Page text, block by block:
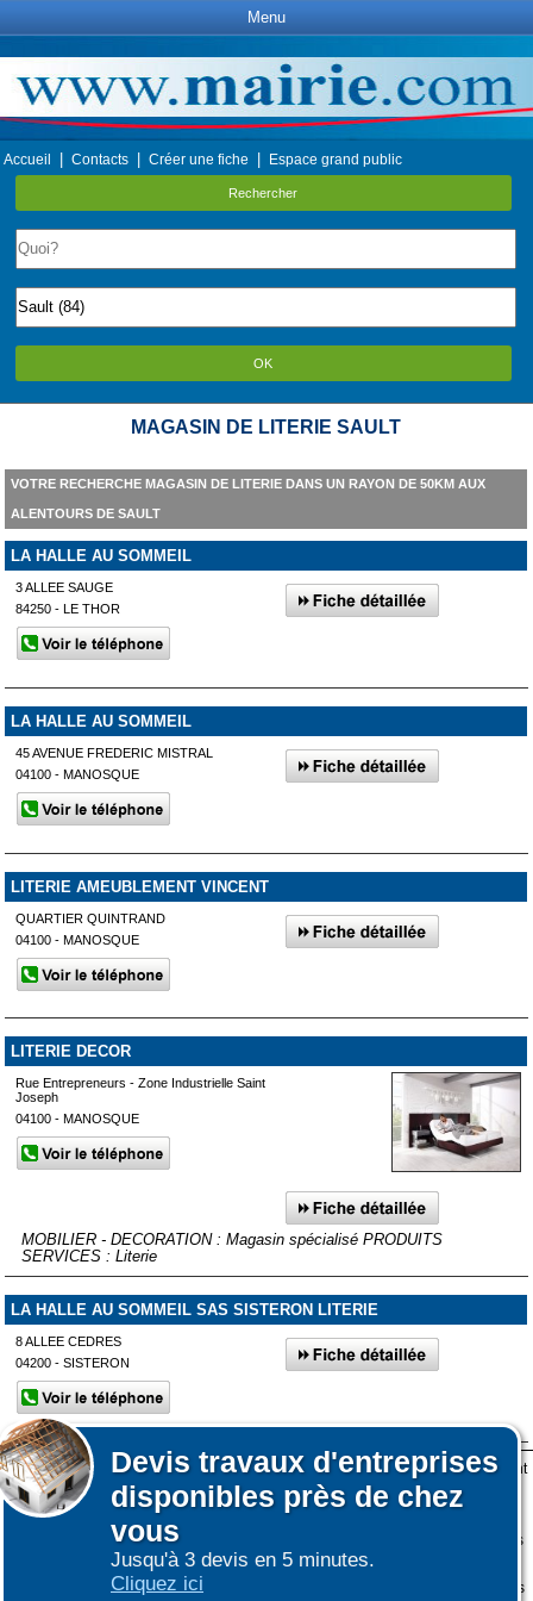
Menu
Accueil Contacts Créer une fiche Espace grand public
Rechercher
OK
MAGASIN DE LITERIE SAULT
Devis travaux d'entreprises
disponibles près de chez
vous
Jusqu'à 3 devis en 5 minutes.
Cliquez ici
VOTRE RECHERCHE MAGASIN DE LITERIE DANS UN RAYON DE 50KM AUX
ALENTOURS DE SAULT
LA HALLE AU SOMMEIL
3 ALLEE SAUGE
84250 - LE THOR
LA HALLE AU SOMMEIL
45 AVENUE FREDERIC MISTRAL
04100 - MANOSQUE
LITERIE AMEUBLEMENT VINCENT
QUARTIER QUINTRAND
04100 - MANOSQUE
LITERIE DECOR
Rue Entrepreneurs - Zone Industrielle Saint
Joseph
04100 - MANOSQUE
MOBILIER - DECORATION : Magasin spécialisé PRODUITS
SERVICES : Literie
LA HALLE AU SOMMEIL SAS SISTERON LITERIE
8 ALLEE CEDRES
04200 - SISTERON
Afficher plus de prestataires dans un rayon de 50km autour de
Sault
Affiner votre recherche
ESPACE GRAND PUBLIC : information des utilisateurs
Lors de votre visite sur notre site des fichiers informatiques nommés cookies sont
déposés sur votre terminal. Ces cookies sont utilisés pour la navigation, le
fonctionnement du site et les mesures d'audience pour l'éditeur.
Nous ne collectons pas vos données personnelles au travers des cookies à des
fins publicitaires ni pour nous ni pour des tiers.
Plus d'infos sur les cookies-Ne plus afficher ce message (vous pouvez toujours